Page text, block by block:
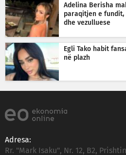
Adelina Berisha
paraqitjen e
dhe vezulluese
Egli Tako habit
në plazh
Adresa:
Rr. "Mark Isaku", Nr. 12, B2,